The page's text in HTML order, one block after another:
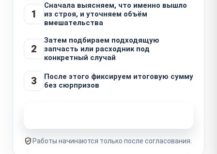
1
Сначала выясняем, что именно вышло
из строя, и уточняем объём
вмешательства
2
Затем подбираем подходящую
запчасть или расходник под
конкретный случай
3
После этого фиксируем итоговую сумму
без сюрпризов
Работы начинаются только после согласования.